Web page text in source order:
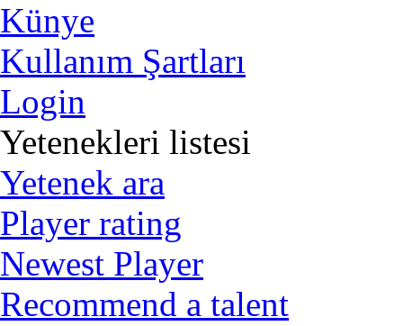
Künye
Kullanım Şartları
Login
Yetenekleri listesi
Yetenek ara
Player rating
Newest Player
Recommend a talent